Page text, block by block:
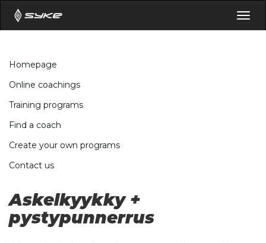
Homepage
Online coachings
Training programs
Find a coach
Create your own programs
Contact us
Askelkyykky +
pystypunnerrus